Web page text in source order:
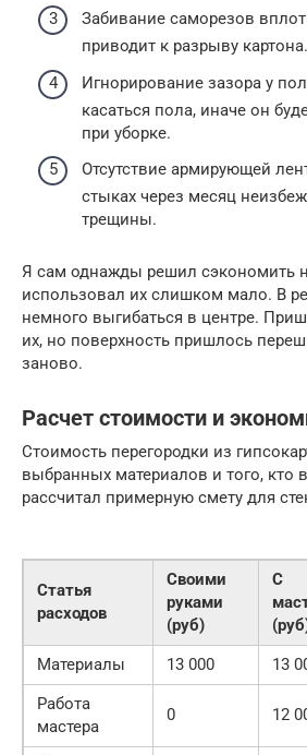
Забивание саморезов
приводит к разрыву картона.
Игнорирование зазора у
касаться пола, иначе он
при уборке.
Отсутствие армирующей
стыках через месяц
трещины.
Я сам однажды решил сэкономить
использовал их слишком мало. В
немного выгибаться в центре.
их, но поверхность пришлось
заново.
Расчет стоимости и
Стоимость перегородки из
выбранных материалов и того, кто
рассчитал примерную смету для
Статья
расходов
Своими
руками
(руб)
С
Материалы 13 000 13
Работа
мастера
0 12